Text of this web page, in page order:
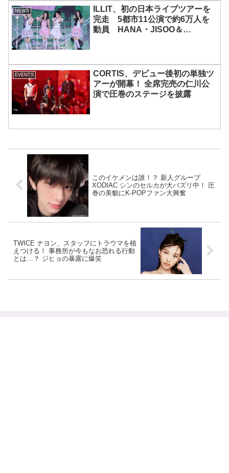
NEWS
ILLIT、初の日本ライブツアーを
完走 5都市11公演で約6万人を
動員 HANA・JISOO＆
EVENTS
CORTIS、デビュー後初の単独ツ
アーが開幕！ 全席完売の仁川公
演で圧巻のステージを披露
このイケメンは誰！？ 新人グループ
XODIAC シンのセルカが大バズリ中！ 圧
巻の美貌にK-POPファン大興奮
TWICE ナヨン、スタッフにトラウマを植
えつける！ 事務所が今もなお恐れる行動
とは…？ ジヒョの暴露に爆笑